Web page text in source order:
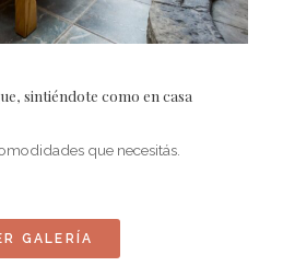
sintiéndote como en casa
que necesitás.
GALERÍA